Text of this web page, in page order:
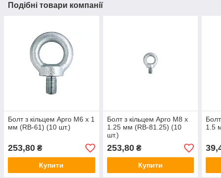
Подібні товари компанії
Болт з кільцем Apro М6 x 1
мм (RB-61) (10 шт.)
253,80 ₴
Купити
Болт з кільцем Apro М8 x
1.25 мм (RB-81.25) (10
шт.)
253,80₴
Купити
1.5